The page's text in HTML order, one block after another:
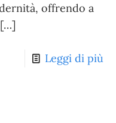
offrendo a
[…]
Leggi di più